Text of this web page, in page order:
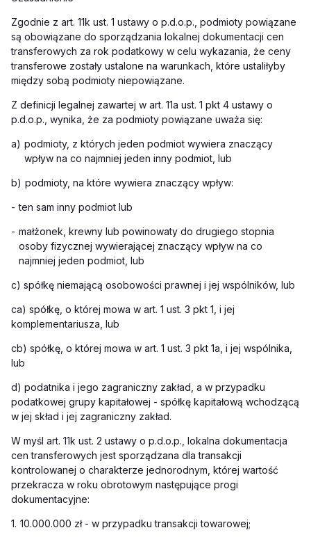
Zgodnie z art. 11k ust. 1 ustawy o p.d.o.p., podmioty powiązane
są obowiązane do sporządzania lokalnej dokumentacji cen
transferowych za rok podatkowy w celu wykazania, że ceny
transferowe zostały ustalone na warunkach, które ustaliłyby
między sobą podmioty niepowiązane.
Z definicji legalnej zawartej w art. 11a ust. 1 pkt 4 ustawy o
p.d.o.p., wynika, że za podmioty powiązane uważa się:
a) podmioty, z których jeden podmiot wywiera znaczący
wpływ na co najmniej jeden inny podmiot, lub
b) podmioty, na które wywiera znaczący wpływ:
- ten sam inny podmiot lub
- małżonek, krewny lub powinowaty do drugiego stopnia
osoby fizycznej wywierającej znaczący wpływ na co
najmniej jeden podmiot, lub
c) spółkę niemającą osobowości prawnej i jej wspólników, lub
ca) spółkę, o której mowa w art. 1 ust. 3 pkt 1, i jej
komplementariusza, lub
cb) spółkę, o której mowa w art. 1 ust. 3 pkt 1a, i jej wspólnika,
lub
d) podatnika i jego zagraniczny zakład, a w przypadku
podatkowej grupy kapitałowej - spółkę kapitałową wchodzącą
w jej skład i jej zagraniczny zakład.
W myśl art. 11k ust. 2 ustawy o p.d.o.p., lokalna dokumentacja
cen transferowych jest sporządzana dla transakcji
kontrolowanej o charakterze jednorodnym, której wartość
przekracza w roku obrotowym następujące progi
dokumentacyjne:
1. 10.000.000 zł - w przypadku transakcji towarowej;